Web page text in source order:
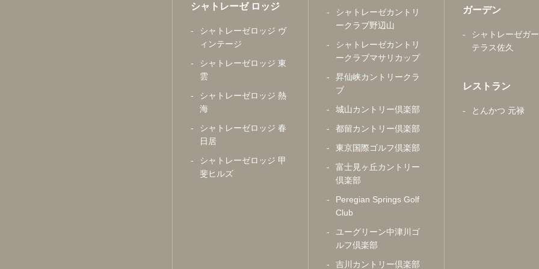
シャトレーゼ ロッジ
シャトレーゼロッジ ヴ
ィンテージ
シャトレーゼロッジ 東
雲
シャトレーゼロッジ 熱
海
シャトレーゼロッジ 春
日居
シャトレーゼロッジ 甲
斐ヒルズ
シャトレーゼカントリ
ークラブ野辺山
シャトレーゼカントリ
ークラブマサリカップ
昇仙峡カントリークラ
ブ
城山カントリー倶楽部
都留カントリー倶楽部
東京国際ゴルフ倶楽部
富士見ヶ丘カントリー
倶楽部
Peregian Springs Golf
Club
ユーグリーン中津川ゴ
ルフ倶楽部
吉川カントリー倶楽部
ガーデン
シャトレーゼガ
テラス佐久
レストラン
とんかつ 元禄